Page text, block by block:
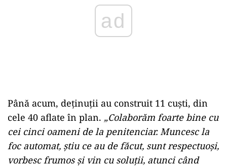
Până acum, deținuții au construit 11 cuști, din
cele 40 aflate în plan. „Colaborăm foarte bine cu
cei cinci oameni de la penitenciar. Muncesc la
foc automat, știu ce au de făcut, sunt respectuoși,
vorbesc frumos și vin cu soluții, atunci când